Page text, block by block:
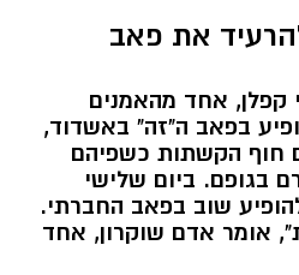
את פאב
קפלן, אחד מהאמנים
בפאב ה"זה" באשדוד,
חוף הקשתות כשפיהם
בגופם. ביום שלישי
להופיע שוב בפאב החברתי.
אומר אדם שוקרון, אחד